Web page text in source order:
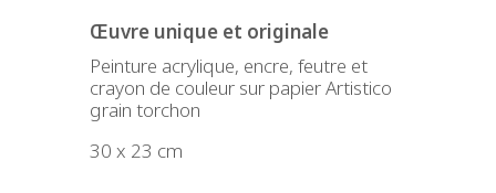
Œuvre unique et originale
Peinture acrylique, encre, feutre et
crayon de couleur sur papier Artistico
grain torchon
30 x 23 cm